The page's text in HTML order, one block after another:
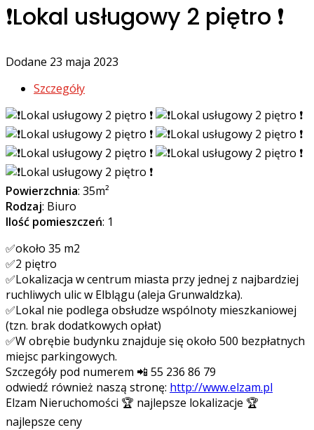
❗️Lokal usługowy 2 piętro ❗️
Dodane 23 maja 2023
Szczegóły
Powierzchnia: 35m²
Rodzaj: Biuro
Ilość pomieszczeń: 1
✅około 35 m2
✅2 piętro
✅Lokalizacja w centrum miasta przy jednej z najbardziej
ruchliwych ulic w Elblągu (aleja Grunwaldzka).
✅Lokal nie podlega obsłudze wspólnoty mieszkaniowej
(tzn. brak dodatkowych opłat)
✅W obrębie budynku znajduje się około 500 bezpłatnych
miejsc parkingowych.
Szczegóły pod numerem 📲 55 236 86 79
odwiedź również naszą stronę: http://www.elzam.pl
Elzam Nieruchomości 🏆 najlepsze lokalizacje 🏆
najlepsze ceny